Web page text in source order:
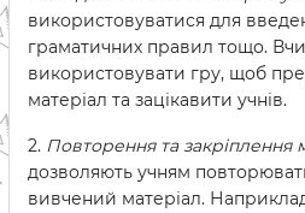
використовуватися для
граматичних правил тощо.
використовувати гру, щоб
матеріал та зацікавити учнів.
2. Повторення та закріплення
дозволяють учням
вивчений матеріал.